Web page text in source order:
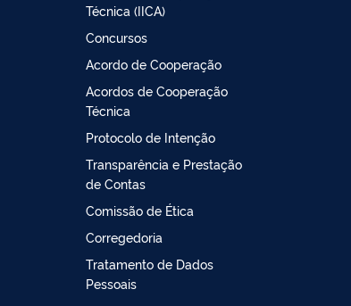
Técnica (IICA)
Concursos
Acordo de Cooperação
Acordos de Cooperação
Técnica
Protocolo de Intenção
Transparência e Prestação
de Contas
Comissão de Ética
Corregedoria
Tratamento de Dados
Pessoais